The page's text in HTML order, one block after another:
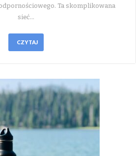
Ta skomplikowana
sieć…
CZYTAJ